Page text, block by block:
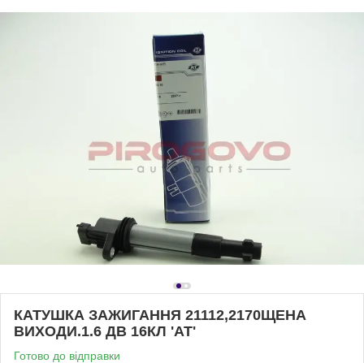
КАТУШКА ЗАЖИГАННЯ 21112,2170ЩЕНА
ВИХОДИ.1.6 ДВ 16КЛ 'АТ'
Готово до відправки